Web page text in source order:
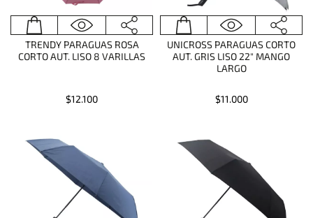
TRENDY PARAGUAS ROSA
CORTO AUT. LISO 8 VARILLAS
$12.100
UNICROSS PARAGUAS CORTO
AUT. GRIS LISO 22" MANGO
LARGO
$11.000